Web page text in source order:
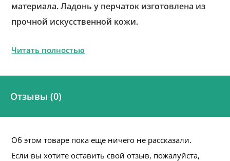
материала. Ладонь у перчаток изготовлена из
прочной искусственной кожи.
Читать полностью
Отзывы (0)
Об этом товаре пока еще ничего не рассказали.
Если вы хотите оставить свой отзыв, пожалуйста,